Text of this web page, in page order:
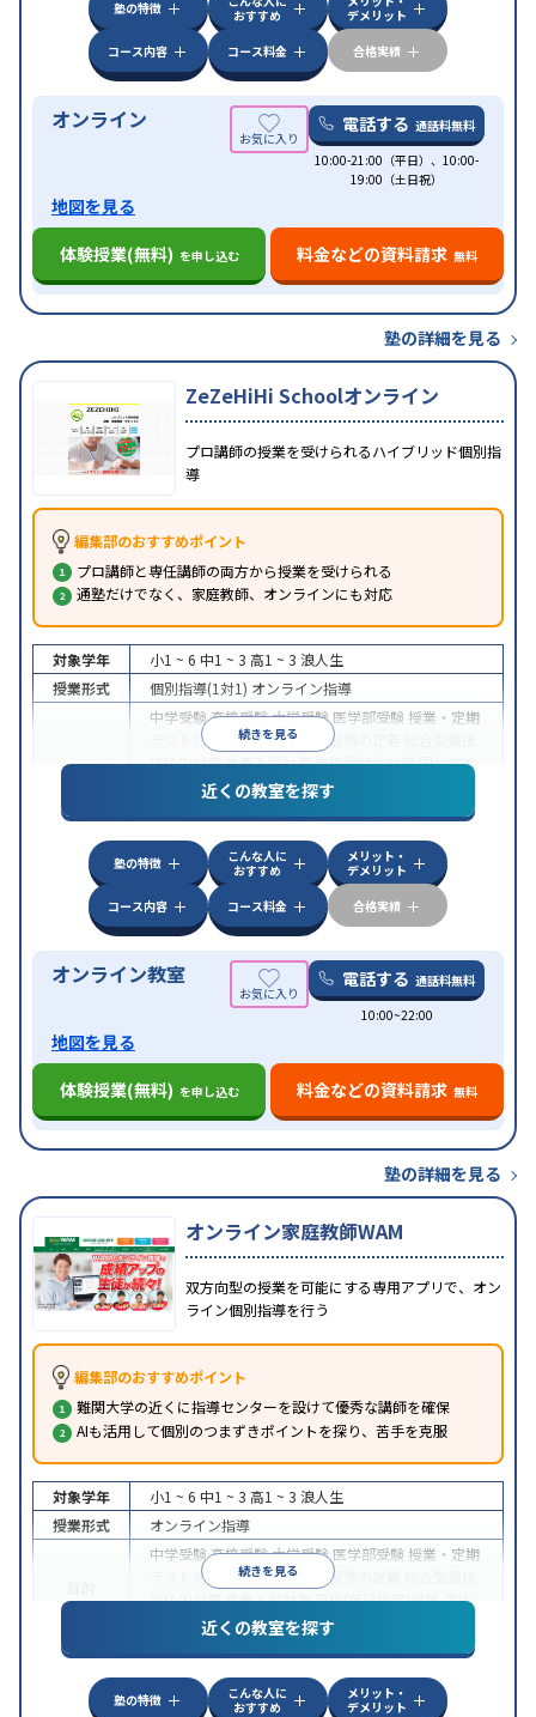
塾の特徴
おすすめ
デメリット
コース内容
コース料金 合格実績
オンライン 電話する 通話料無料
10:00-21:00（平日）、10:00-
19:00（土日祝）
地図を見る
体験授業(無料) を申し込む 料金などの資料請求 無料
塾の詳細を見る
ZeZeHiHi Schoolオンライン
プロ講師の授業を受けられるハイブリッド個別指
導
編集部のおすすめポイント
プロ講師と専任講師の両方から授業を受けられる
通塾だけでなく、家庭教師、オンラインにも対応
続きを見る
対象学年 小1 ~ 6 中1 ~ 3 高1 ~ 3 浪人生
授業形式
個別指導(1対1) オンライン指導
中学受験高校受験大学受験 医学部受験 授業・定期
テスト対策
内申点対策 学習習慣の定着
(旧AO)対策推薦入試対策学校別特化対策国公立大
私大対策共通テスト対策
英語・英会話特化
特徴
中高一貫校生に対応授業の振替可能 不登校生に対
オンライン対応 1科目から受講可能季節講習の
みの受講可
自習室あり
近くの教室を探す
塾の特徴
こんな人に
おすすめ
メリット・
デメリット
コース内容
コース料金 合格実績
オンライン教室 電話する 通話料無料
10:00~22:00
地図を見る
体験授業(無料) を申し込む 料金などの資料請求 無料
塾の詳細を見る
オンライン家庭教師WAM
双方向型の授業を可能にする専用アプリで、オン
ライン個別指導を行う
編集部のおすすめポイント
難関大学の近くに指導センターを設けて優秀な講師を確保
AIも活用して個別のつまずきポイントを探り、苦手を克服
続きを見る
対象学年 小1 ~ 6 中1 ~ 3 高1 ~ 3 浪人生
授業形式
オンライン指導
中学受験高校受験大学受験 医学部受験 授業・定期
テスト対策
内申点対策 学習習慣の定着
(旧AO)対策推薦入試対策英検(英語検定)対策漢検
(漢字検定)対策
中高一貫校生に対応成績保証制度あり授業の振替
可能不登校生に対応学習にPC・タブレットを利用
オンライン対応1科目から受講可能
近くの教室を探す
塾の特徴
こんな人に
おすすめ
メリット・
デメリット